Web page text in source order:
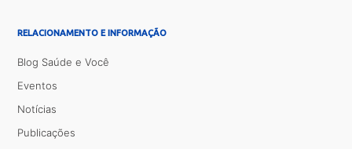
RELACIONAMENTO E INFORMAÇÃO
Blog Saúde e Você
Eventos
Notícias
Publicações